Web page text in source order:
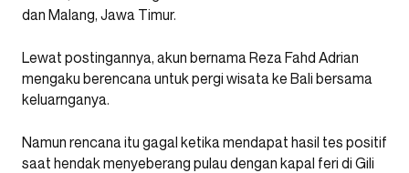
dan Malang, Jawa Timur.
Lewat postingannya, akun bernama Reza Fahd Adrian
mengaku berencana untuk pergi wisata ke Bali bersama
keluarnganya.
Namun rencana itu gagal ketika mendapat hasil tes positif
saat hendak menyeberang pulau dengan kapal feri di Gili